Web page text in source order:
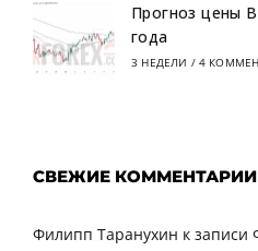
Прогноз цены
года
3 НЕДЕЛИ / 4
СВЕЖИЕ КОММЕНТАРИИ
Филипп Таранухин к записи